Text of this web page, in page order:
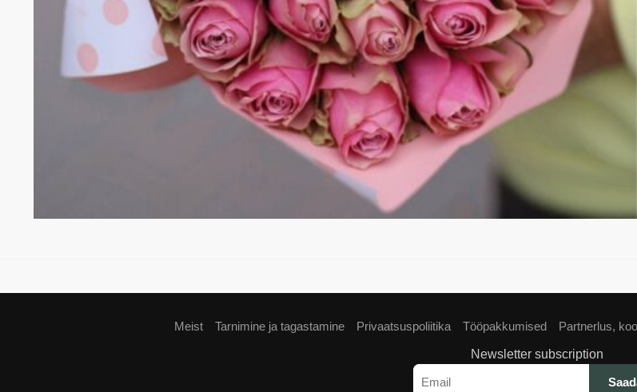
Meist Tarnimine ja tagastamine Privaatsuspoliitika Tööpakkumised Partnerlus,
Newsletter subscription